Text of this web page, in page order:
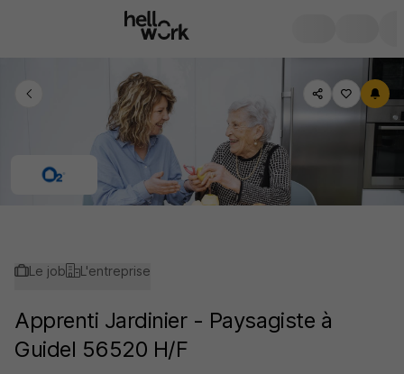
Le job L'entreprise
Apprenti Jardinier - Paysagiste à
Guidel 56520 H/F